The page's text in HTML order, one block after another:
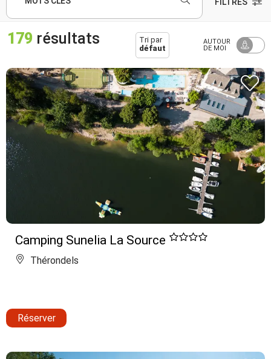
179 résultats
Tri par
défaut
AUTOUR
DE MOI
Camping Sunelia La Source
Thérondels
Réserver